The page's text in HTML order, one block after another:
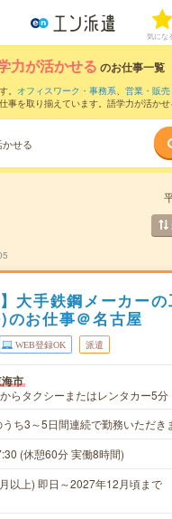
気にな
力が活かせる のお仕事一覧
。 オフィスワーク・事務系、 営業・販
事を取り揃えています。語学力が活か
せる
大手鉄鋼メーカー
のお仕事＠名古屋
WEB登録OK 派遣
市
らタクシーまたはレンタカー5分
うち3～5日間連続で勤務いただき
(休憩60分 実働8時間)
以上) 即日～2027年12月頃まで